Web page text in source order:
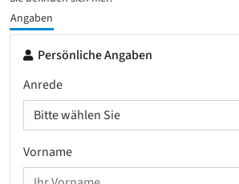
Angaben
Persönliche Angaben
Anrede
Vorname